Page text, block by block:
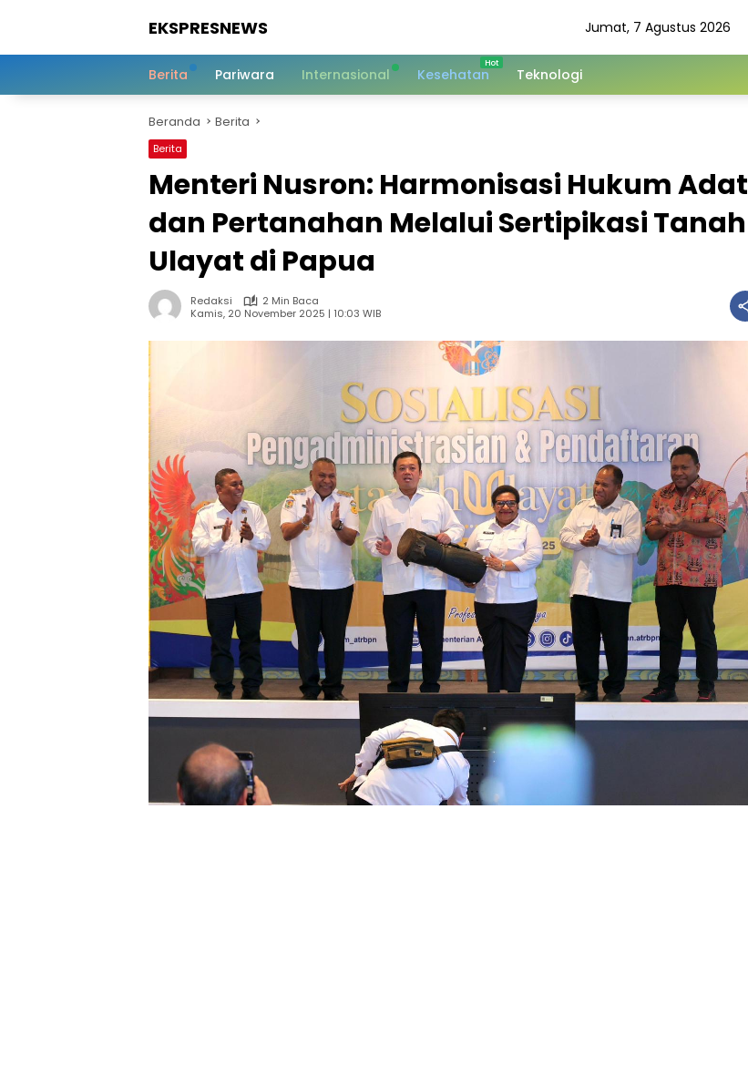
EKSPRESNEWS
Dalam
Jumat, 7 Agustus 2026
Berita Pariwara Internasional Kesehatan Teknologi
Beranda Berita
Berita
Menteri Nusron: Harmonisasi Hukum Adat
dan Pertanahan Melalui Sertipikasi Tanah
Ulayat di Papua
Redaksi
2 Min Baca
Kamis, 20 November 2025 | 10:03 WIB